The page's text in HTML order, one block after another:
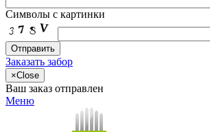
Символы с картинки
Заказать забор
×Close
Ваш заказ отправлен
Меню